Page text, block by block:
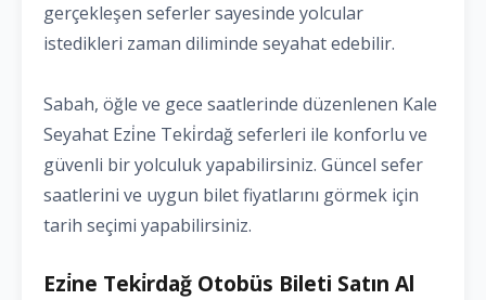
gerçekleşen seferler sayesinde yolcular
istedikleri zaman diliminde seyahat edebilir.
Sabah, öğle ve gece saatlerinde düzenlenen Kale
Seyahat Ezi̇ne Teki̇rdağ seferleri ile konforlu ve
güvenli bir yolculuk yapabilirsiniz. Güncel sefer
saatlerini ve uygun bilet fiyatlarını görmek için
tarih seçimi yapabilirsiniz.
Ezi̇ne Teki̇rdağ Otobüs Bileti Satın Al